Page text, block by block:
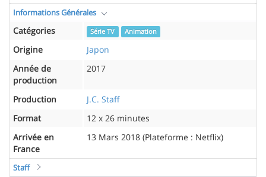
Informations Générales
Catégories Série TV Animation
Origine
Japon
Année de
production
2017
Production
J.C. Staff
Format
12 x 26 minutes
Arrivée en
France
13 Mars 2018 (Plateforme : Netflix)
Staff